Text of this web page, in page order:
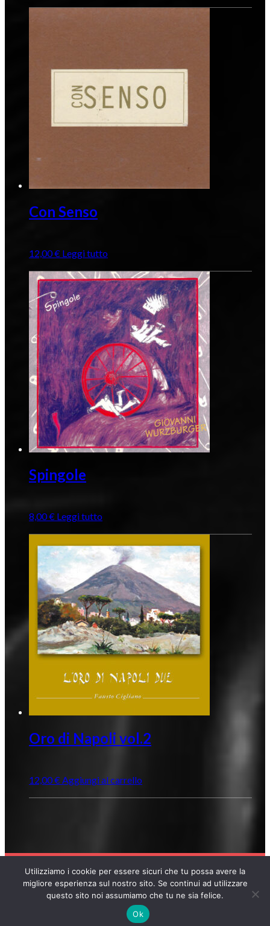
Con Senso
12,00€ Leggi tutto
Spingole
8,00€ Leggi tutto
Oro di Napoli vol.2
12,00€Aggiungi al carrello
COPYRIGHT © 2026 POLOSUD RECORDS
Utilizziamo i cookie per essere sicuri che tu possa avere la
migliore esperienza sul nostro sito. Se continui ad utilizzare
questo sito noi assumiamo che tu ne sia felice.
Ok